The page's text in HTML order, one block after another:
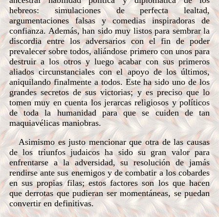
hebreos: simulaciones de perfecta lealtad,
argumentaciones falsas y comedias inspiradoras de
confianza. Además, han sido muy listos para sembrar la
discordia entre los adversarios con el fin de poder
prevalecer sobre todos, aliándose primero con unos para
destruir a los otros y luego acabar con sus primeros
aliados circunstanciales con el apoyo de los últimos,
aniquilando finalmente a todos. Este ha sido uno de los
grandes secretos de sus victorias; y es preciso que lo
tomen muy en cuenta los jerarcas religiosos y políticos
de toda la humanidad para que se cuiden de tan
maquiavélicas maniobras.
Asimismo es justo mencionar que otra de las causas
de los triunfos judaicos ha sido su gran valor para
enfrentarse a la adversidad, su resolución de jamás
rendirse ante sus enemigos y de combatir a los cobardes
en sus propias filas; estos factores son los que hacen
que derrotas que pudieran ser momentáneas, se puedan
convertir en definitivas.